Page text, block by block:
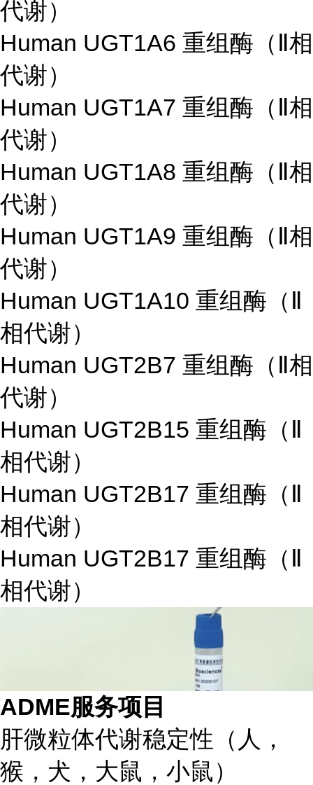
代谢）
Human UGT1A6 重组酶（Ⅱ相
代谢）
Human UGT1A7 重组酶（Ⅱ相
代谢）
Human UGT1A8 重组酶（Ⅱ相
代谢）
Human UGT1A9 重组酶（Ⅱ相
代谢）
Human UGT1A10 重组酶（Ⅱ
相代谢）
Human UGT2B7 重组酶（Ⅱ相
代谢）
Human UGT2B15 重组酶（Ⅱ
相代谢）
Human UGT2B17 重组酶（Ⅱ
相代谢）
Human UGT2B17 重组酶（Ⅱ
相代谢）
ADME服务项目
肝微粒体代谢稳定性（人，
猴，犬，大鼠，小鼠）